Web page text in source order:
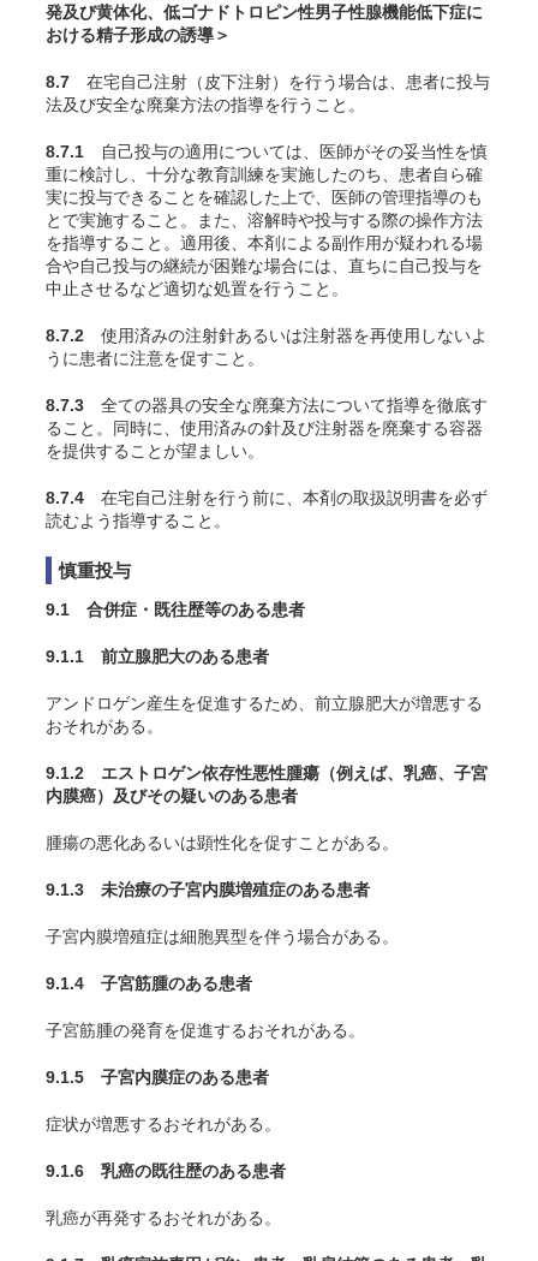
発及び黄体化、低ゴナドトロピン性男子性腺機能低下症に
おける精子形成の誘導＞
8.7 在宅自己注射（皮下注射）を行う場合は、患者に投与
法及び安全な廃棄方法の指導を行うこと。
8.7.1 自己投与の適用については、医師がその妥当性を慎
重に検討し、十分な教育訓練を実施したのち、患者自ら確
実に投与できることを確認した上で、医師の管理指導のも
とで実施すること。また、溶解時や投与する際の操作方法
を指導すること。適用後、本剤による副作用が疑われる場
合や自己投与の継続が困難な場合には、直ちに自己投与を
中止させるなど適切な処置を行うこと。
8.7.2 使用済みの注射針あるいは注射器を再使用しないよ
うに患者に注意を促すこと。
8.7.3 全ての器具の安全な廃棄方法について指導を徹底す
ること。同時に、使用済みの針及び注射器を廃棄する容器
を提供することが望ましい。
8.7.4 在宅自己注射を行う前に、本剤の取扱説明書を必ず
読むよう指導すること。
慎重投与
9.1 合併症・既往歴等のある患者
9.1.1 前立腺肥大のある患者
アンドロゲン産生を促進するため、前立腺肥大が増悪する
おそれがある。
9.1.2 エストロゲン依存性悪性腫瘍（例えば、乳癌、子宮
内膜癌）及びその疑いのある患者
腫瘍の悪化あるいは顕性化を促すことがある。
9.1.3 未治療の子宮内膜増殖症のある患者
子宮内膜増殖症は細胞異型を伴う場合がある。
9.1.4 子宮筋腫のある患者
子宮筋腫の発育を促進するおそれがある。
9.1.5 子宮内膜症のある患者
症状が増悪するおそれがある。
9.1.6 乳癌の既往歴のある患者
乳癌が再発するおそれがある。